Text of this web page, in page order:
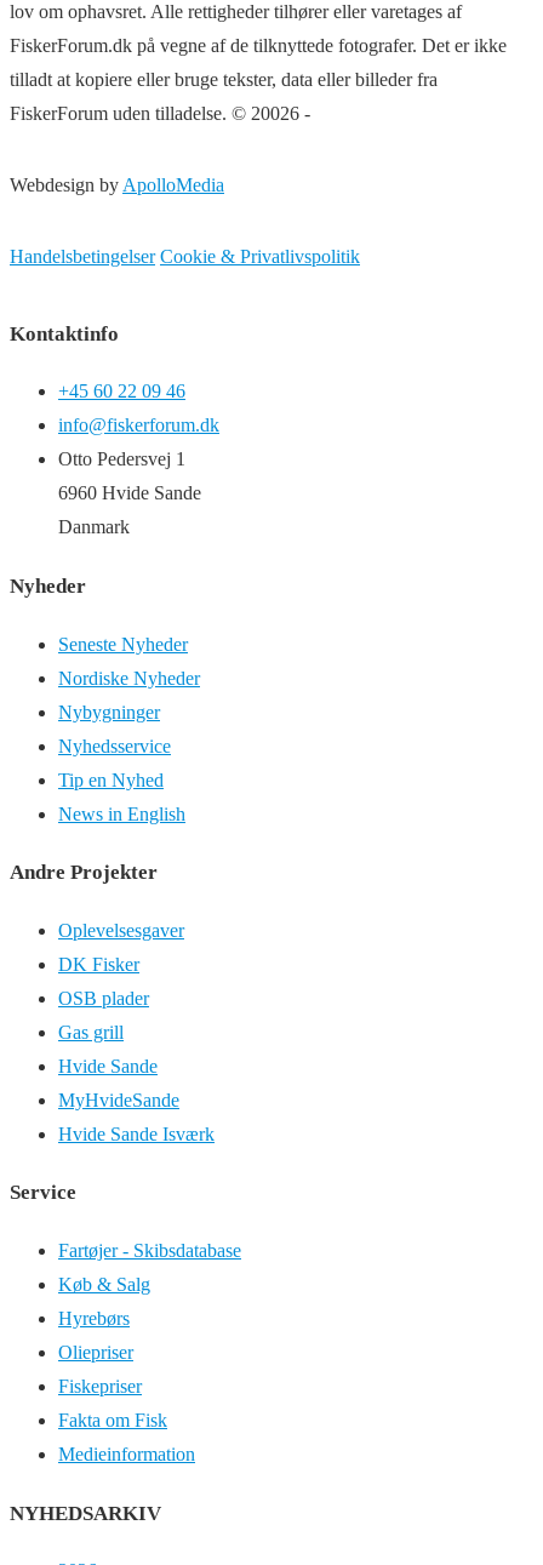
lov om ophavsret. Alle rettigheder tilhører eller varetages af
FiskerForum.dk på vegne af de tilknyttede fotografer. Det er ikke
tilladt at kopiere eller bruge tekster, data eller billeder fra
FiskerForum uden tilladelse. © 20026 -
Webdesign by ApolloMedia
Handelsbetingelser Cookie & Privatlivspolitik
Kontaktinfo
+45 60 22 09 46
info@fiskerforum.dk
Otto Pedersvej 1
6960 Hvide Sande
Danmark
Nyheder
Seneste Nyheder
Nordiske Nyheder
Nybygninger
Nyhedsservice
Tip en Nyhed
News in English
Andre Projekter
Oplevelsesgaver
DK Fisker
OSB plader
Gas grill
Hvide Sande
MyHvideSande
Hvide Sande Isværk
Service
Fartøjer - Skibsdatabase
Køb & Salg
Hyrebørs
Oliepriser
Fiskepriser
Fakta om Fisk
Medieinformation
NYHEDSARKIV